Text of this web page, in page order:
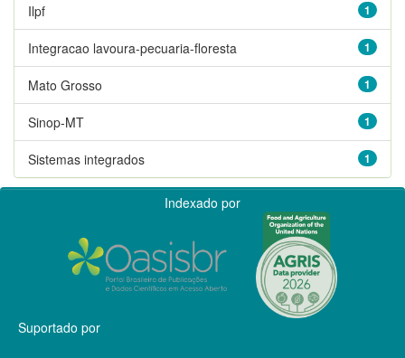
1
Ilpf
1
Integracao lavoura-pecuaria-floresta
1
Mato Grosso
1
Sinop-MT
1
Sistemas integrados
Indexado por
Suportado por